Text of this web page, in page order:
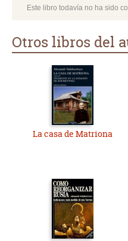
Este libro todavía no ha sido
Otros libros del
La casa de Matriona